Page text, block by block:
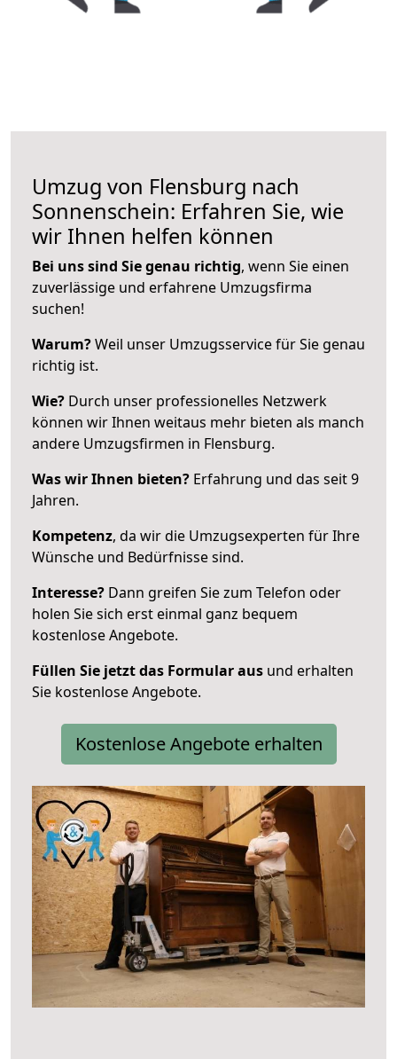
Umzug von Flensburg nach
Sonnenschein: Erfahren Sie, wie
wir Ihnen helfen können
Bei uns sind Sie genau richtig, wenn Sie einen
zuverlässige und erfahrene Umzugsfirma
suchen!
Warum?Weil unser Umzugsservice für Sie genau
richtig ist.
Wie? Durch unser professionelles Netzwerk
können wir Ihnen weitaus mehr bieten als manch
andere Umzugsfirmen in Flensburg.
Was wir Ihnen bieten? Erfahrung und das seit 9
Jahren.
Kompetenz, da wir die Umzugsexperten für Ihre
Wünsche und Bedürfnisse sind.
Interesse? Dann greifen Sie zum Telefon oder
holen Sie sich erst einmal ganz bequem
kostenlose Angebote.
Füllen Sie jetzt das Formular aus und erhalten
Sie kostenlose Angebote.
Kostenlose Angebote erhalten